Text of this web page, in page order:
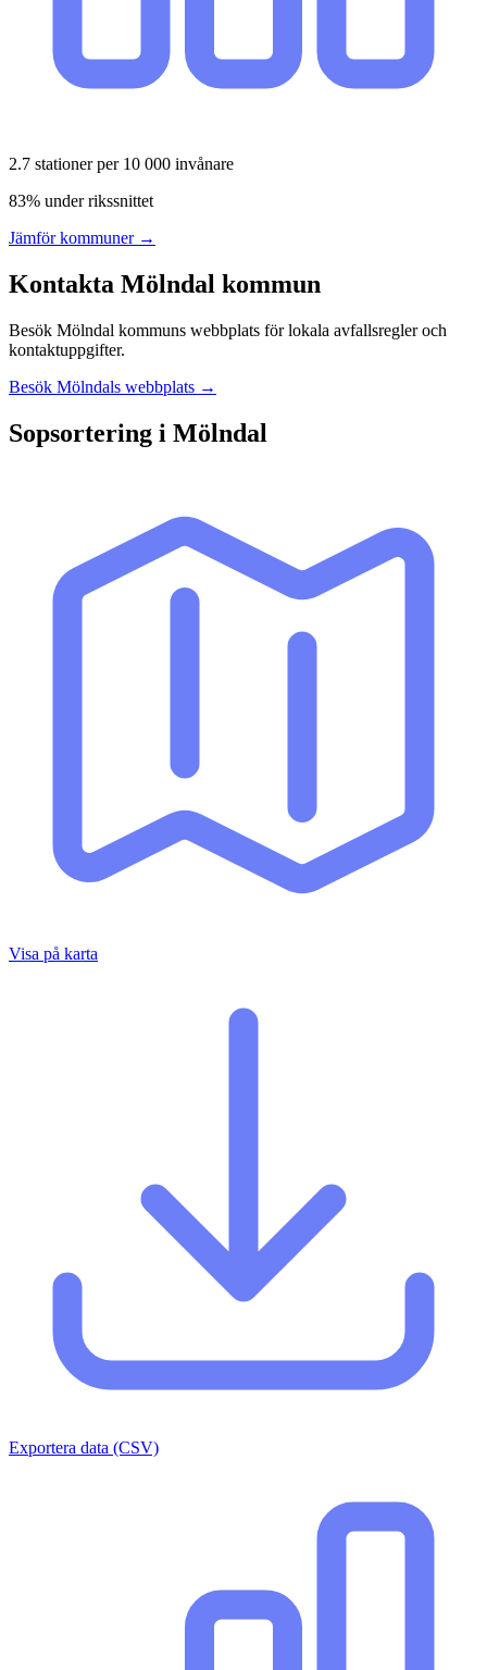
2.7 stationer per 10 000 invånare
83% under rikssnittet
Jämför kommuner →
Kontakta Mölndal kommun
Besök Mölndal kommuns webbplats för lokala avfallsregler och
kontaktuppgifter.
Besök Mölndals webbplats →
Sopsortering i Mölndal
Visa på karta
Exportera data (CSV)